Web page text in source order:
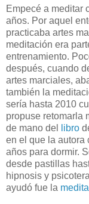
Empecé a meditar
años. Por aquel
practicaba artes
meditación era
entrenamiento.
después, cuando
artes marciales,
también la
sería hasta 2010
propuse retomarla
de mano del
libro
en el que la autora
años para dormir.
desde pastillas
hipnosis y
ayudó fue la